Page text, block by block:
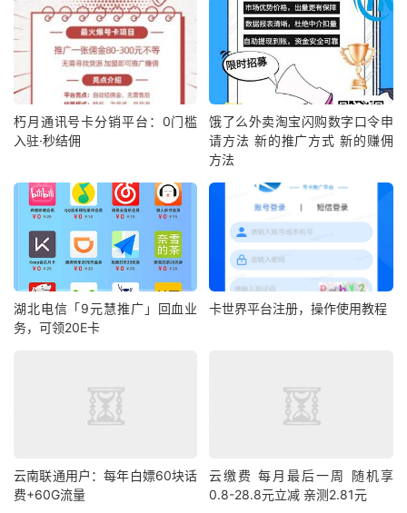
朽月通讯号卡分销平台：0门槛
入驻·秒结佣
饿了么外卖淘宝闪购数字口令申
请方法 新的推广方式 新的赚佣
方法
湖北电信「9元慧推广」回血业
务，可领20E卡
卡世界平台注册，操作使用教程
云南联通用户：每年白嫖60块话
费+60G流量
云缴费 每月最后一周 随机享
0.8-28.8元立减 亲测2.81元